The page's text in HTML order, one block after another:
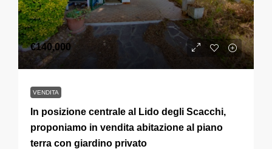
€140,000
VENDITA
In posizione centrale al Lido degli Scacchi,
proponiamo in vendita abitazione al piano
terra con giardino privato